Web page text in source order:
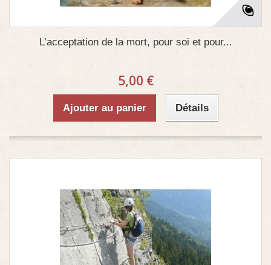
L’acceptation de la mort, pour soi et pour...
5,00 €
Ajouter au panier Détails